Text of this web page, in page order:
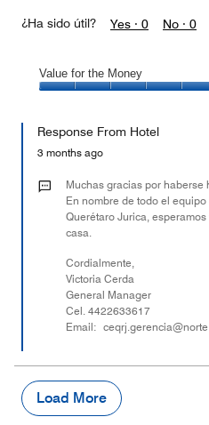
¿Ha sido útil? Yes · 0 No · 0
Value for the Money
the
Money,
out
Response From Hotel
3 months ago
Muchas gracias por haberse
En nombre de todo el
Querétaro Jurica,
casa.
​Cordialmente,
Victoria Cerda
General Manager
Cel. 4422633617
Email:
Load More